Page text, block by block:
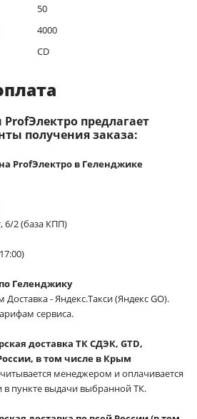
50
4000
CD
предлагает
получения заказа:
ProfЭлектро в Геленджике
6/2 (база КПП)
Геленджику
- Яндекс.Такси (Яндекс GO).
сервиса.
доставка ТК СДЭК, GTD,
в том числе в Крым
менеджером и оплачивается
пункте выдачи выбранной ТК.